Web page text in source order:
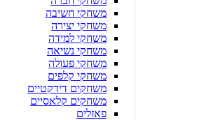
משחקי חשיבה
משחקי יצירה
משחקי למידה
משחקי נשיאה
משחקי פעולה
משחקי קלפים
משחקים דידקטיים
משחקים קלאסיים
פאזלים